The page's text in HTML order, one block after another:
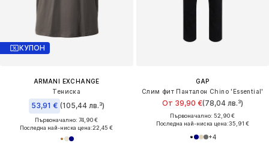
КУПОН
ARMANI EXCHANGE
Тениска
53,91 € (105,44 лв.³)
Първоначално: 74,90 €
Последна най-ниска цена:22,45 €
GAP
Слим фит Панталон Chino 'Essential'
От 39,90 €(78,04 лв.³)
Първоначално: 52,90 €
Последна най-ниска цена:35,91 €
+4